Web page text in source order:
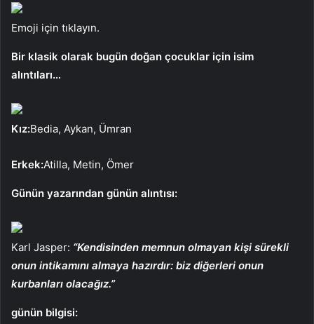
Emoji için tıklayın.
Bir klasik olarak bugün doğan çocuklar için isim
alıntıları…
Kız:Bedia, Aykan, Ümran
Erkek:Atilla, Metin, Ömer
Günün yazarından günün alıntısı:
Karl Jasper: “Kendisinden memnun olmayan kişi sürekli
onun intikamını almaya hazırdır: biz diğerleri onun
kurbanları olacağız.”
günün bilgisi: